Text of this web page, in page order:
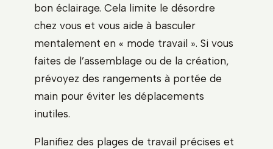
bon éclairage. Cela limite le désordre
chez vous et vous aide à basculer
mentalement en « mode travail ». Si vous
faites de l’assemblage ou de la création,
prévoyez des rangements à portée de
main pour éviter les déplacements
inutiles.
Planifiez des plages de travail précises et